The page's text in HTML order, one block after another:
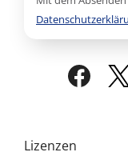
Lizenzen